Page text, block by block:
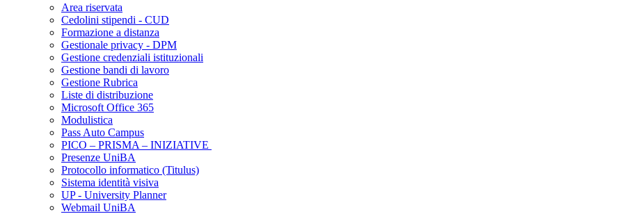
Area riservata
Cedolini stipendi - CUD
Formazione a distanza
Gestionale privacy - DPM
Gestione credenziali istituzionali
Gestione bandi di lavoro
Gestione Rubrica
Liste di distribuzione
Microsoft Office 365
Modulistica
Pass Auto Campus
PICO – PRISMA – INIZIATIVE
Presenze UniBA
Protocollo informatico (Titulus)
Sistema identità visiva
UP - University Planner
Webmail UniBA